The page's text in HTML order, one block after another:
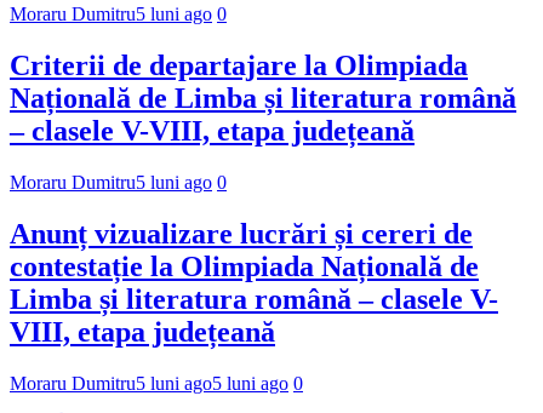
Moraru Dumitru5 luni ago 0
Criterii de departajare la Olimpiada
Națională de Limba și literatura română
– clasele V-VIII, etapa județeană
Moraru Dumitru5 luni ago 0
Anunț vizualizare lucrări și cereri de
contestație la Olimpiada Națională de
Limba și literatura română – clasele V-
VIII, etapa județeană
Moraru Dumitru5 luni ago5 luni ago 0